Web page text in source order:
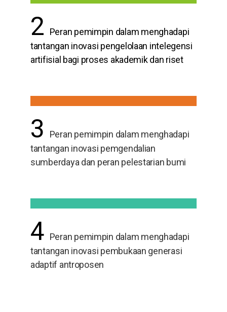
2
Peran pemimpin dalam menghadapi
tantangan inovasi pengelolaan intelegensi
artifisial bagi proses akademik dan riset
3
Peran pemimpin dalam menghadapi
tantangan inovasi pemgendalian
sumberdaya dan peran pelestarian bumi
4 Peran pemimpin dalam menghadapi
tantangan inovasi pembukaan generasi
adaptif antroposen